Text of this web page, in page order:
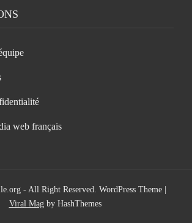
web français
- All Right Reserved. WordPress Theme |
Viral Magby HashThemes